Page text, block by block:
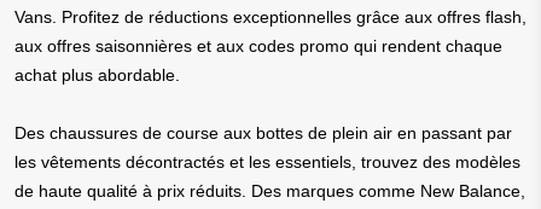
Vans. Profitez de réductions exceptionnelles grâce aux offres flash,
aux offres saisonnières et aux codes promo qui rendent chaque
achat plus abordable.
Des chaussures de course aux bottes de plein air en passant par
les vêtements décontractés et les essentiels, trouvez des modèles
de haute qualité à prix réduits. Des marques comme New Balance,